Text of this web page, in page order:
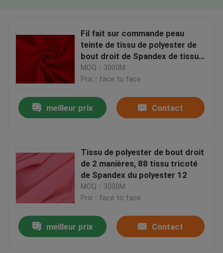
Fil fait sur commande peau
teinte de tissu de polyester de
bout droit de Spandex de tissu/4
manières - amicale
MOQ：3000M
Prix：face to face
meilleur prix Contact
Tissu de polyester de bout droit
de 2 manières, 88 tissu tricoté
de Spandex du polyester 12
MOQ：3000M
Prix：face to face
meilleur prix Contact